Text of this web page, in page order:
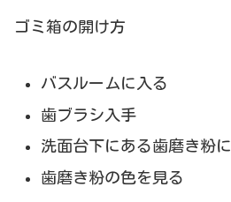
ゴミ箱の開け方
バスルームに入る
歯ブラシ入手
洗面台下にある歯磨き粉
歯磨き粉の色を見る